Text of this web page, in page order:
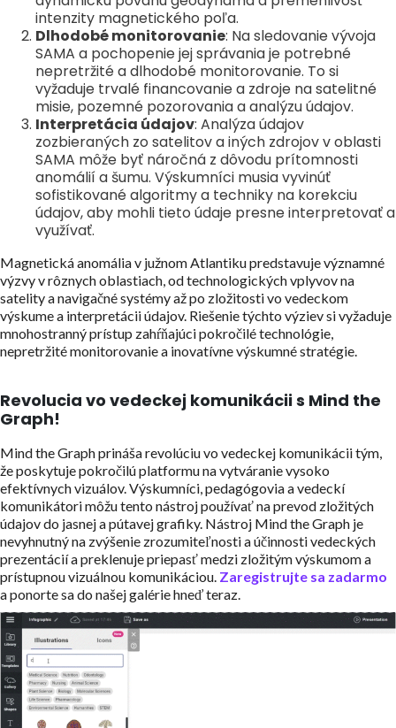
intenzity magnetického poľa.
Dlhodobé monitorovanie: Na sledovanie vývoja
SAMA a pochopenie jej správania je potrebné
nepretržité a dlhodobé monitorovanie. To si
vyžaduje trvalé financovanie a zdroje na satelitné
misie, pozemné pozorovania a analýzu údajov.
Interpretácia údajov: Analýza údajov
zozbieraných zo satelitov a iných zdrojov v oblasti
SAMA môže byť náročná z dôvodu prítomnosti
anomálií a šumu. Výskumníci musia vyvinúť
sofistikované algoritmy a techniky na korekciu
údajov, aby mohli tieto údaje presne interpretovať a
využívať.
Magnetická anomália v južnom Atlantiku predstavuje významné
výzvy v rôznych oblastiach, od technologických vplyvov na
satelity a navigačné systémy až po zložitosti vo vedeckom
výskume a interpretácii údajov. Riešenie týchto výziev si vyžaduje
mnohostranný prístup zahŕňajúci pokročilé technológie,
nepretržité monitorovanie a inovatívne výskumné stratégie.
Revolucia vo vedeckej komunikácii s Mind the
Graph!
Mind the Graph prináša revolúciu vo vedeckej komunikácii tým,
že poskytuje pokročilú platformu na vytváranie vysoko
efektívnych vizuálov. Výskumníci, pedagógovia a vedeckí
komunikátori môžu tento nástroj používať na prevod zložitých
údajov do jasnej a pútavej grafiky. Nástroj Mind the Graph je
nevyhnutný na zvýšenie zrozumiteľnosti a účinnosti vedeckých
prezentácií a preklenuje priepasť medzi zložitým výskumom a
prístupnou vizuálnou komunikáciou. Zaregistrujte sa zadarmo
a ponorte sa do našej galérie hneď teraz.